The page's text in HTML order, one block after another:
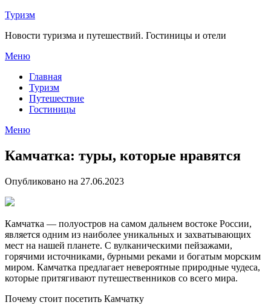
Перейти
содержимому
Туризм
Новости туризма и путешествий. Гостиницы и отели
Меню
Главная
Туризм
Путешествие
Гостиницы
Меню
Камчатка: туры, которые нравятся
Опубликовано на 27.06.2023
Камчатка — полуостров на самом дальнем востоке России,
является одним из наиболее уникальных и захватывающих
мест на нашей планете. С вулканическими пейзажами,
горячими источниками, бурными реками и богатым морским
миром. Камчатка предлагает невероятные природные чудеса,
которые притягивают путешественников со всего мира.
Почему стоит посетить Камчатку